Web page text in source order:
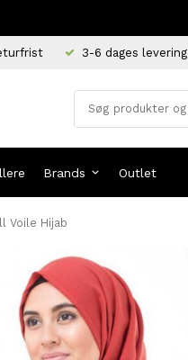
3-6 dages levering
Brands Outlet
Voile Hijab